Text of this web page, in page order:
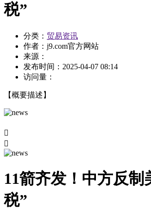
税”
分类： 贸易资讯
作者： j9.com官方网站
来源：
发布时间： 2025-04-07 08:14
访问量：
【概要描述】


11箭齐发！中方反制
税”